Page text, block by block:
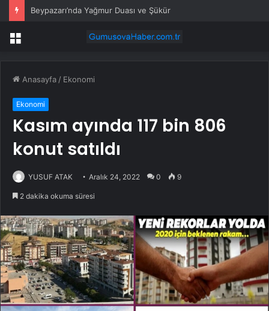
Beypazarı’nda Yağmur Duası ve Şükür
Menü
Anasayfa / Ekonomi
Ekonomi
Kasım ayında 117 bin 806
konut satıldı
YUSUF ATAK Aralık 24, 2022 0 9
2 dakika okuma süresi